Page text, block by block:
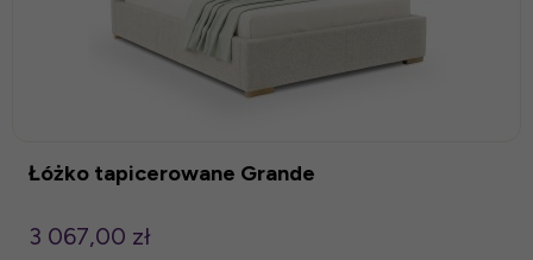
Łóżko tapicerowane Grande
3 067,00 zł